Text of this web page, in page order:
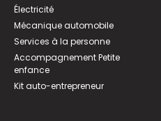
Électricité
Mécanique automobile
Services à la personne
Accompagnement Petite
enfance
Kit auto-entrepreneur